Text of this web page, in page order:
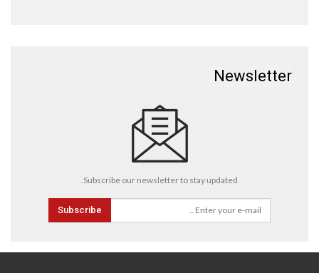
Newsletter
Subscribe our newsletter to stay updated.
Subscribe